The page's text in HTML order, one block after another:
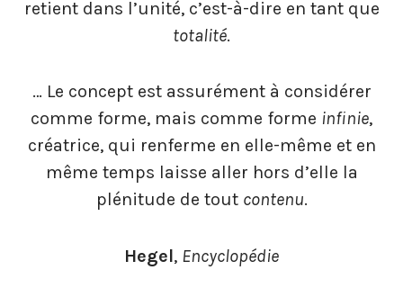
retient dans l’unité, c’est-à-dire en tant que
totalité.
… Le concept est assurément à considérer
comme forme, mais comme forme infinie,
créatrice, qui renferme en elle-même et en
même temps laisse aller hors d’elle la
plénitude de tout contenu.
Hegel, Encyclopédie